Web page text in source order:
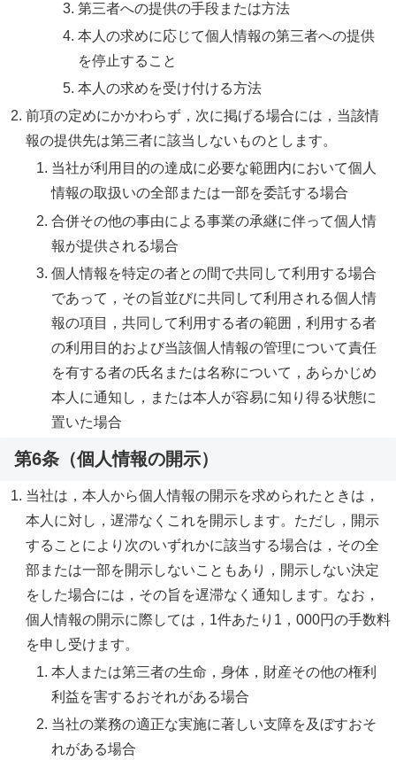
第三者への提供の手段または方法
本人の求めに応じて個人情報の第三者への提供
を停止すること
本人の求めを受け付ける方法
前項の定めにかかわらず，次に掲げる場合には，当該情
報の提供先は第三者に該当しないものとします。
当社が利用目的の達成に必要な範囲内において個人
情報の取扱いの全部または一部を委託する場合
合併その他の事由による事業の承継に伴って個人情
報が提供される場合
個人情報を特定の者との間で共同して利用する場合
であって，その旨並びに共同して利用される個人情
報の項目，共同して利用する者の範囲，利用する者
の利用目的および当該個人情報の管理について責任
を有する者の氏名または名称について，あらかじめ
本人に通知し，または本人が容易に知り得る状態に
置いた場合
第6条（個人情報の開示）
当社は，本人から個人情報の開示を求められたときは，
本人に対し，遅滞なくこれを開示します。ただし，開示
することにより次のいずれかに該当する場合は，その全
部または一部を開示しないこともあり，開示しない決定
をした場合には，その旨を遅滞なく通知します。なお，
個人情報の開示に際しては，1件あたり1，000円の手数料
を申し受けます。
本人または第三者の生命，身体，財産その他の権利
利益を害するおそれがある場合
当社の業務の適正な実施に著しい支障を及ぼすおそ
れがある場合